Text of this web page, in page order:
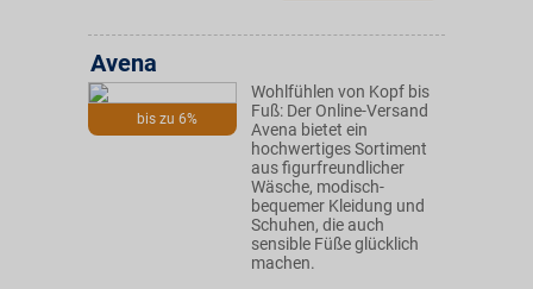
bis zu 6%
Avena
Wohlfühlen von Kopf bis
Fuß: Der Online-Versand
Avena bietet ein
hochwertiges Sortiment
aus figurfreundlicher
Wäsche, modisch-
bequemer Kleidung und
Schuhen, die auch
sensible Füße glücklich
machen.